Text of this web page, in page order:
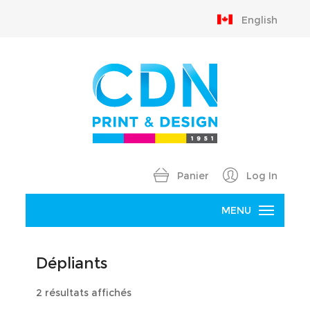
English
Panier Log In
MENU
Dépliants
2 résultats affichésTrié